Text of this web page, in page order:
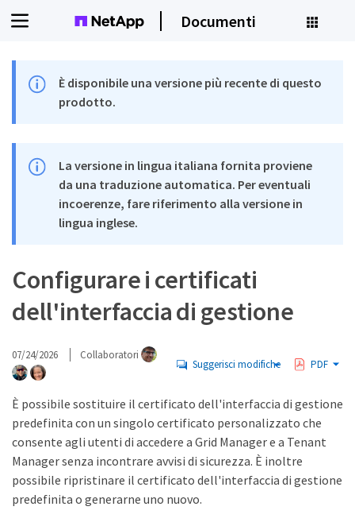
Documenti
È disponibile una versione più recente di questo
prodotto.
La versione in lingua italiana fornita proviene
da una traduzione automatica. Per eventuali
incoerenze, fare riferimento alla versione in
lingua inglese.
Configurare i certificati
dell'interfaccia di gestione
07/24/2026 Collaboratori
Suggerisci modifiche PDF
È possibile sostituire il certificato dell'interfaccia di gestione
predefinita con un singolo certificato personalizzato che
consente agli utenti di accedere a Grid Manager e a Tenant
Manager senza incontrare avvisi di sicurezza. È inoltre
possibile ripristinare il certificato dell'interfaccia di gestione
predefinita o generarne uno nuovo.